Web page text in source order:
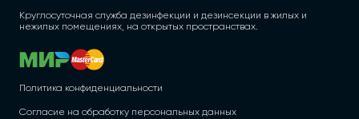
Круглосуточная служба дезинфекции и дезинсекции в жилых и
нежилых помещениях, на открытых пространствах.
Политика конфиденциальности
Согласие на обработку персональных данных